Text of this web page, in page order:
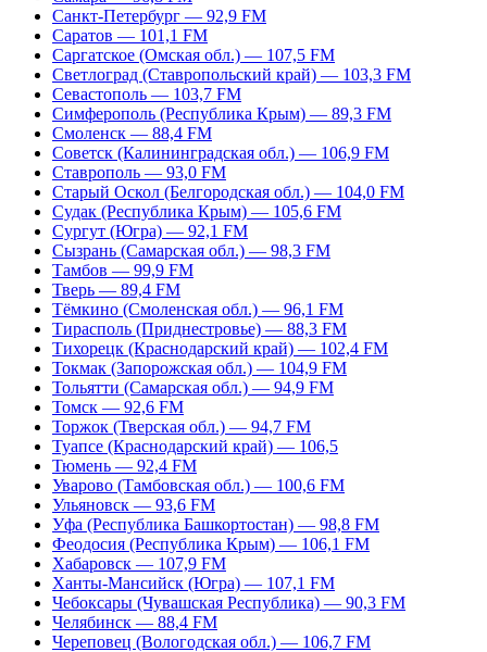
Санкт-Петербург — 92,9 FM
Саратов — 101,1 FM
Саргатское (Омская обл.) — 107,5 FM
Светлоград (Ставропольский край) — 103,3 FM
Севастополь — 103,7 FM
Симферополь (Республика Крым) — 89,3 FM
Смоленск — 88,4 FM
Советск (Калининградская обл.) — 106,9 FM
Ставрополь — 93,0 FM
Старый Оскол (Белгородская обл.) — 104,0 FM
Судак (Республика Крым) — 105,6 FM
Сургут (Югра) — 92,1 FM
Сызрань (Самарская обл.) — 98,3 FM
Тамбов — 99,9 FM
Тверь — 89,4 FM
Тёмкино (Смоленская обл.) — 96,1 FM
Тирасполь (Приднестровье) — 88,3 FM
Тихорецк (Краснодарский край) — 102,4 FM
Токмак (Запорожская обл.) — 104,9 FM
Тольятти (Самарская обл.) — 94,9 FM
Томск — 92,6 FM
Торжок (Тверская обл.) — 94,7 FM
Туапсе (Краснодарский край) — 106,5
Тюмень — 92,4 FM
Уварово (Тамбовская обл.) — 100,6 FM
Ульяновск — 93,6 FM
Уфа (Республика Башкортостан) — 98,8 FM
Феодосия (Республика Крым) — 106,1 FM
Хабаровск — 107,9 FM
Ханты-Мансийск (Югра) — 107,1 FM
Чебоксары (Чувашская Республика) — 90,3 FM
Челябинск — 88,4 FM
Череповец (Вологодская обл.) — 106,7 FM